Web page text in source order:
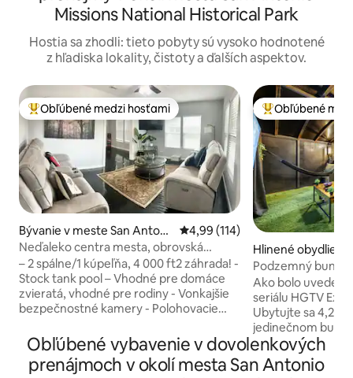
Missions National Historical Park
Hostia sa zhodli: tieto pobyty sú vysoko hodnotené
z hľadiska lokality, čistoty a ďalších aspektov.
Najobľúbenejšie medzi hosťami
Obľúbené medzi hosťami
Bývanie v meste San Antoni
o
Priemerné ohodnotenie 4,99 z
4,99 (114)
Neďaleko centra mesta, obrovská
súkromná záhrada s bazénom
– 2 spálne/1 kúpeľňa, 4 000 ft2 záhrada! -
Stock tank pool – Vhodné pre domáce
zvieratá, vhodné pre rodiny - Vonkajšie
bezpečnostné kamery - Polohovacie
ľadu/filtrovanou vodou – Len pár minút
od centra mesta, Riverwalk,
Alamodome, Frost Center, Henry B.
Najobľúbenejšie
Obľúbené
Hlinené obydlie v
kins
Podzemný
Ako bolo uvedené
seriálu HGTV
Ubytujte sa 4,2
jedinečnom
neďaleko San
navrhnuté ako
úkryt, ponúka
Obľúbené vybavenie v dovolenkových
prenájmoch v okolí mesta San Antonio